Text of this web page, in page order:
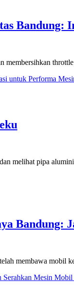
Bandung:
membersihkan
untuk Performa
melihat pipa
Bandung:
membawa mobil
Mesin